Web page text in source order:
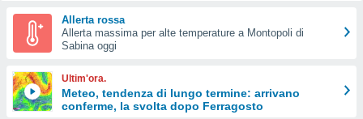
Web
le
Allerta rossa
Allerta massima per alte temperature a Montopoli di
Sabina oggi
Ultim'ora.
Meteo, tendenza di lungo termine: arrivano
conferme, la svolta dopo Ferragosto